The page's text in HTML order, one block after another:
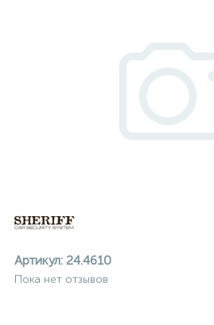
Артикул: 24.4610
Пока нет отзывов